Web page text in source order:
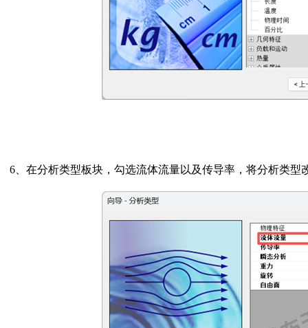
6、 在分析类型板块，勾选流体流量以及传导率，将分析类型